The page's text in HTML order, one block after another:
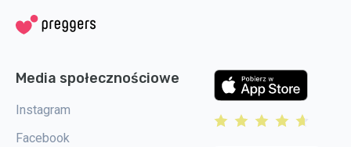
Media społecznościowe
Instagram
Facebook